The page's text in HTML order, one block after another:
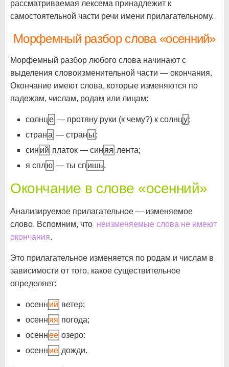
рассматриваемая лексема принадлежит к
самостоятельной части речи имени прилагательному.
Морфемный разбор слова «осенний»
Морфемный разбор любого слова начинают с
выделения словоизменительной части — окончания.
Окончание имеют слова, которые изменяются по
падежам, числам, родам или лицам:
солнце — протяну руки (к чему?) к солнцу;
страна — стран ы ;
син ий платок — син яя лента;
я сплю — ты сп ишь.
Окончание в слове «осенний»
Анализируемое прилагательное — изменяемое
слово. Вспомним, что неизменяемые слова не имеют
окончания.
Это прилагательное изменяется по родам и числам в
зависимости от того, какое существительное
определяет:
осенн ий ветер;
осенн яя погода;
осеннее озеро:
осенн ие дожди.